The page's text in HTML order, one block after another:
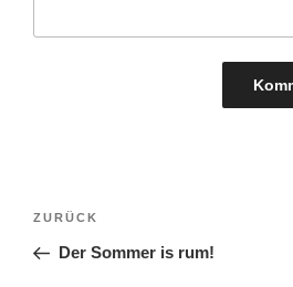
BEITRAGSNAVIGATION
Vorheriger
Beitrag
ZURÜCK
Der Sommer is rum!